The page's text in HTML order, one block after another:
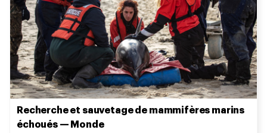
Recherche et sauvetage de mammifères marins
échoués — Monde